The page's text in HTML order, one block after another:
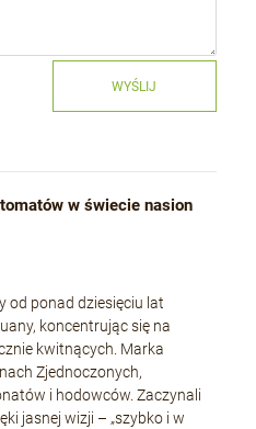
WYŚLIJ
w świecie nasion
od ponad dziesięciu lat
koncentrując się na
kwitnących. Marka
Zjednoczonych,
i hodowców. Zaczynali
jasnej wizji – „szybko i w